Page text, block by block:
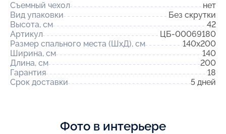
Съемный чехол
нет
Вид упаковки
Без скрутки
Высота, см
42
Артикул
ЦБ-00069180
Размер спального места (ШхД), см
140x200
Ширина, см
140
Длина, см
200
Гарантия
18
Срок доставки
5 дней
Фото в интерьере